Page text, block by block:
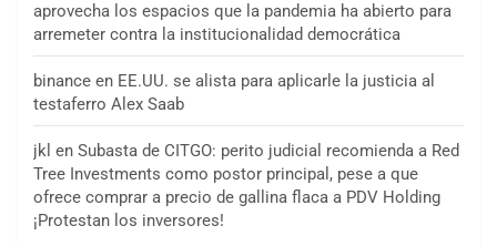
aprovecha los espacios que la pandemia ha abierto para
arremeter contra la institucionalidad democrática
binance en EE.UU. se alista para aplicarle la justicia al
testaferro Alex Saab
jkl en Subasta de CITGO: perito judicial recomienda a Red
Tree Investments como postor principal, pese a que
ofrece comprar a precio de gallina flaca a PDV Holding
¡Protestan los inversores!